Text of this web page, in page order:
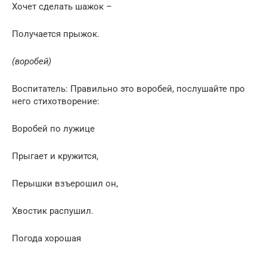
Хочет сделать шажок –
Получается прыжок.
(воробей)
Воспитатель: Пpавильно это воробей, послушайте про
него cтихотвopение:
Воробей по лужице
Прыгает и кружится,
Перышки взъерошил он,
Хвостик распушил.
Погода хорошая